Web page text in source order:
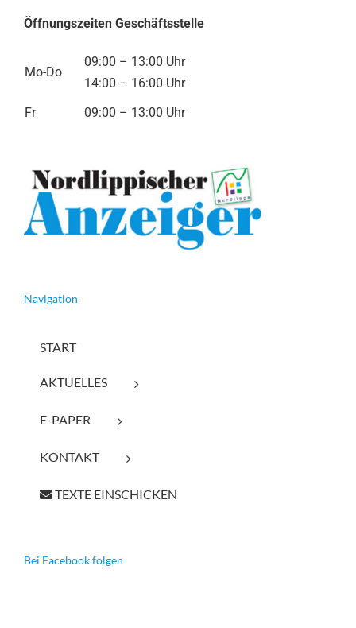
Öffnungszeiten Geschäftsstelle
Mo-Do
09:00 – 13:00 Uhr
14:00 – 16:00 Uhr
Fr
09:00 – 13:00 Uhr
Navigation
START
AKTUELLES
E-PAPER
KONTAKT
TEXTE EINSCHICKEN
Bei Facebook folgen